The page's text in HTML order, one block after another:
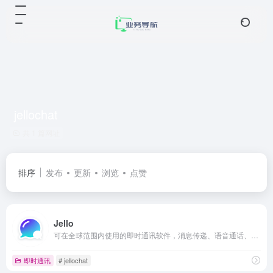
排序 发布 更新 浏览 点赞
Jello
即时通讯 # jellochat